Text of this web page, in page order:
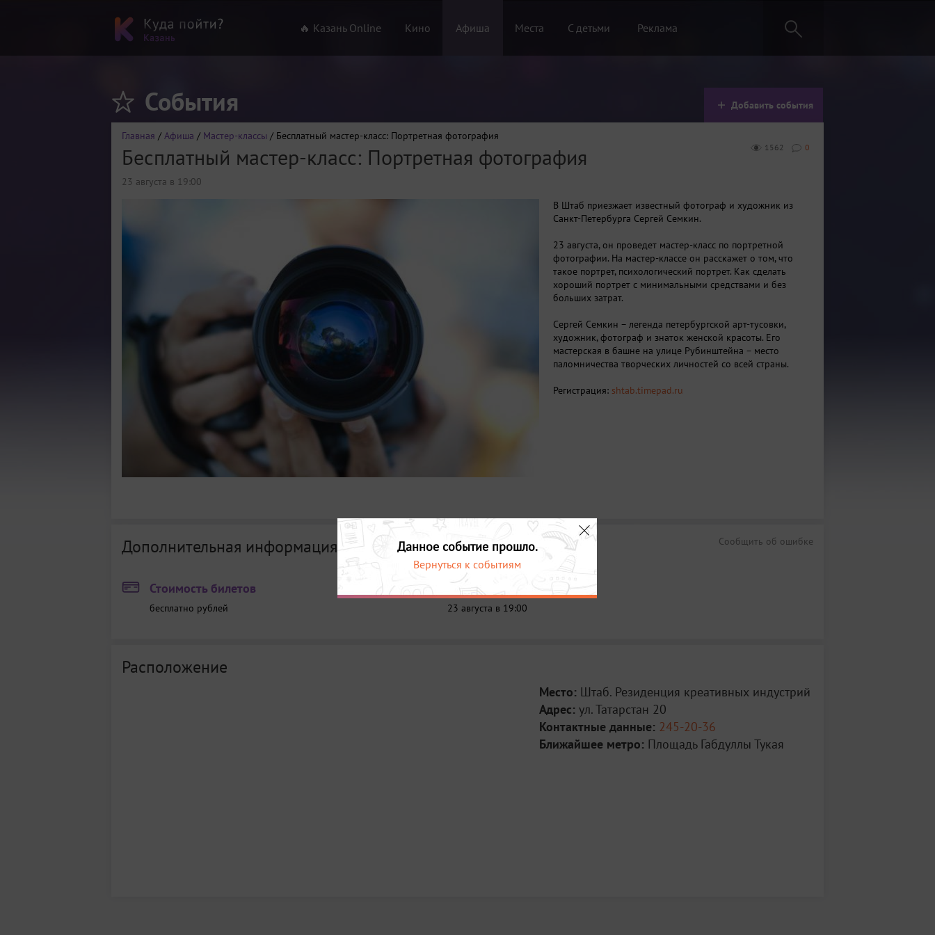
🔥 Казань Online Кино Афиша Места С детьми Реклама
События Добавить события
Главная / Афиша / Мастер-классы / Бесплатный мастер-класс: Портретная фотография
0
1562
Бесплатный мастер-класс: Портретная фотография
23 августа в 19:00
В Штаб приезжает известный фотограф и художник из
Санкт-Петербурга Сергей Семкин.
23 августа, он проведет мастер-класс по портретной
фотографии. На мастер-классе он расскажет о том, что
такое портрет, психологический портрет. Как сделать
хороший портрет с минимальными средствами и без
больших затрат.
Сергей Семкин – легенда петербургской арт-тусовки,
художник, фотограф и знаток женской красоты. Его
мастерская в башне на улице Рубинштейна – место
паломничества творческих личностей со всей страны.
Регистрация: shtab.timepad.ru
Сообщить об ошибке
Дополнительная информация
Стоимость билетов
бесплатно рублей
Дата
23 августа в 19:00
Расположение
Место: Штаб. Резиденция креативных индустрий
Адрес: ул. Татарстан 20
Контактные данные: 245-20-36
Ближайшее метро: Площадь Габдуллы Тукая
Данное событие прошло.
Вернуться к событиям